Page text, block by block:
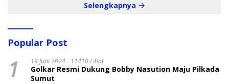
Selengkapnya
Popular Post
1 19 Juni 2024 11410 Lihat
Golkar Resmi Dukung Bobby Nasution Maju Pilkada
Sumut